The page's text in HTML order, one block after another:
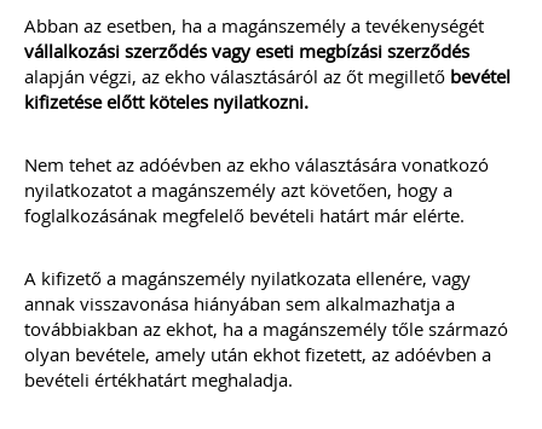
Abban az esetben, ha a magánszemély a tevékenységét
vállalkozási szerződés vagy eseti megbízási szerződés
alapján végzi, az ekho választásáról az őt megillető bevétel
kifizetése előtt köteles nyilatkozni.
Nem tehet az adóévben az ekho választására vonatkozó
nyilatkozatot a magánszemély azt követően, hogy a
foglalkozásának megfelelő bevételi határt már elérte.
A kifizető a magánszemély nyilatkozata ellenére, vagy
annak visszavonása hiányában sem alkalmazhatja a
továbbiakban az ekhot, ha a magánszemély tőle származó
olyan bevétele, amely után ekhot fizetett, az adóévben a
bevételi értékhatárt meghaladja.